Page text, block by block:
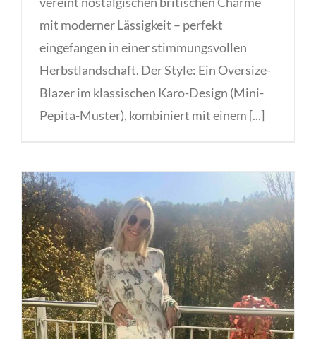
mit moderner Lässigkeit – perfekt
eingefangen in einer stimmungsvollen
Herbstlandschaft. Der Style: Ein Oversize-
Blazer im klassischen Karo-Design (Mini-
Pepita-Muster), kombiniert mit einem [...]